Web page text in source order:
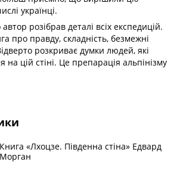
українці.
розібрав деталі всіх експедицій.
про правду, складність, безмежні
розкриває думки людей, які
цій стіні. Це препарація альпінізму
Книга «Лхоцзе. Південна стіна» Едвард
Морган